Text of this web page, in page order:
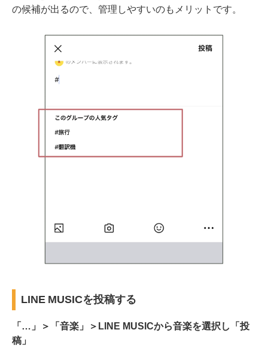
の候補が出るので、管理しやすいのもメリットです。
LINE MUSICを投稿する
「…」＞「音楽」＞LINE MUSICから音楽を選択し「投
稿」